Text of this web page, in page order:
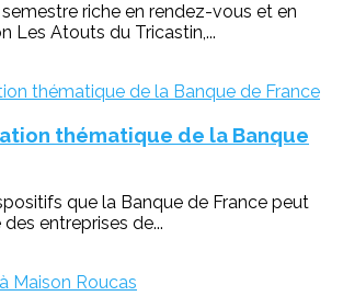
riche en rendez-vous et en
Les Atouts du Tricastin,...
thématique de la Banque
que la Banque de France peut
entreprises de...